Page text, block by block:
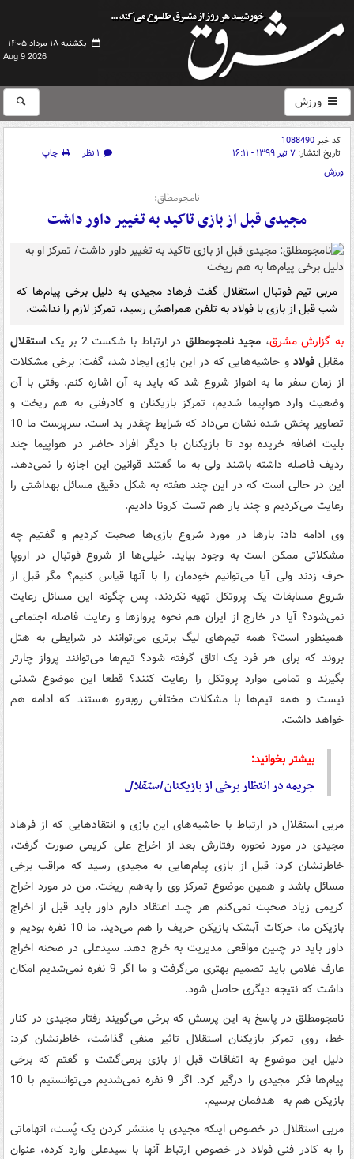
یکشنبه ۱۸ مرداد ۱۴۰۵ -
Aug 9 2026
ورزش
کد خبر1088490
تاریخ انتشار: ۷ تیر ۱۳۹۹ - ۱۶:۱۱ ۱ نظر
چاپ
ورزش
نامجومطلق:
مجیدی قبل از بازی تاکید به تغییر داور داشت
مربی تیم فوتبال استقلال گفت فرهاد مجیدی به دلیل برخی پیام‌ها که
شب قبل از بازی با فولاد به تلفن همراهش رسید، تمرکز لازم را نداشت.
به گزارش مشرق،‌ مجید نامجومطلق در ارتباط با شکست 2 بر یک
استقلال
مقابلفولادو حاشیه‌هایی که در این بازی ایجاد شد، گفت: برخی مشکلات
از زمان سفر ما به اهواز شروع شد که باید به آن اشاره کنم. وقتی با آن
وضعیت وارد هواپیما شدیم، تمرکز بازیکنان و کادرفنی به هم ریخت و
تصاویر پخش شده نشان می‌داد که شرایط چقدر بد است. سرپرست ما 10
بلیت اضافه خریده بود تا بازیکنان با دیگر افراد حاضر در هواپیما چند
ردیف فاصله داشته باشند ولی به ما گفتند قوانین این اجازه را نمی‌دهد.
این در حالی است که در این چند هفته به شکل دقیق مسائل بهداشتی را
رعایت می‌کردیم و چند بار هم تست کرونا دادیم.
وی ادامه داد: بارها در مورد شروع بازی‌ها صحبت کردیم و گفتیم چه
مشکلاتی ممکن است به وجود بیاید. خیلی‌ها از شروع فوتبال در اروپا
حرف زدند ولی آیا می‌توانیم خودمان را با آنها قیاس کنیم؟ مگر قبل از
شروع مسابقات یک پروتکل تهیه نکردند، پس چگونه این مسائل رعایت
نمی‌شود؟ آیا در خارج از ایران هم نحوه پروازها و رعایت فاصله اجتماعی
همینطور است؟ همه تیم‌های لیگ برتری می‌توانند در شرایطی به هتل
بروند که برای هر فرد یک اتاق گرفته شود؟ تیم‌ها می‌توانند پرواز چارتر
بگیرند و تمامی موارد پروتکل را رعایت کنند؟ قطعا این موضوع شدنی
نیست و همه تیم‌ها با مشکلات مختلفی روبه‌رو هستند که ادامه هم
خواهد داشت.
بیشتر بخوانید:
جریمه در انتظار برخی از بازیکناناستقلال
مربی استقلال در ارتباط با حاشیه‌های این بازی و انتقادهایی که از فرهاد
مجیدی در مورد نحوره رفتارش بعد از اخراج علی کریمی صورت گرفت،
خاطرنشان کرد: قبل از بازی پیام‌هایی به مجیدی رسید که مراقب برخی
مسائل باشد و همین موضوع تمرکز وی را به‌هم ریخت. من در مورد اخراج
کریمی زیاد صحبت نمی‌کنم هر چند اعتقاد دارم داور باید قبل از اخراج
بازیکن ما، حرکات آبشک بازیکن حریف را هم می‌دید. ما 10 نفره بودیم و
داور باید در چنین مواقعی مدیریت به خرج دهد. سیدعلی در صحنه اخراج
عارف غلامی باید تصمیم بهتری می‌گرفت و ما اگر 9 نفره نمی‌شدیم امکان
داشت که نتیجه دیگری حاصل شود.
نامجومطلق در پاسخ به این پرسش که برخی می‌گویند رفتار مجیدی در کنار
خط، روی تمرکز بازیکنان استقلال تاثیر منفی گذاشت، خاطرنشان کرد:
دلیل این موضوع به اتفاقات قبل از بازی برمی‌گشت و گفتم که برخی
پیام‌ها فکر مجیدی را درگیر کرد. اگر 9 نفره نمی‌شدیم می‌توانستیم با 10
بازیکن هم به هدفمان برسیم.
مربی استقلال در خصوص اینکه مجیدی با منتشر کردن یک پُست، اتهاماتی
را به کادر فنی فولاد در خصوص ارتباط آنها با سیدعلی وارد کرده، عنوان